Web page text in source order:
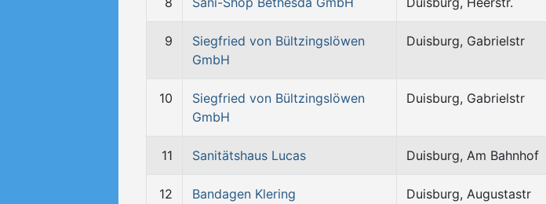
9
Siegfried von Bültzingslöwen
GmbH
Duisburg, Gabrielstr
10
Siegfried von Bültzingslöwen
GmbH
Duisburg, Gabrielstr
11 Sanitätshaus Lucas Duisburg, Am Bahnhof
12 Bandagen Klering Duisburg, Augustastr